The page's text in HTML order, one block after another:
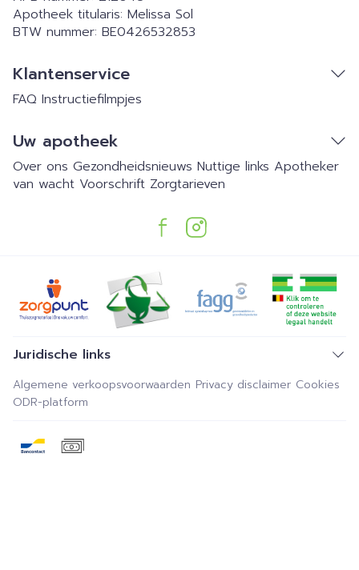
Apotheek titularis: Melissa Sol
BTW nummer: BE0426532853
Klantenservice
FAQ Instructiefilmpjes
Uw apotheek
Over ons Gezondheidsnieuws Nuttige links Apotheker
van wacht Voorschrift Zorgtarieven
Juridische links
Algemene verkoopsvoorwaarden Privacy disclaimer Cookies
ODR-platform